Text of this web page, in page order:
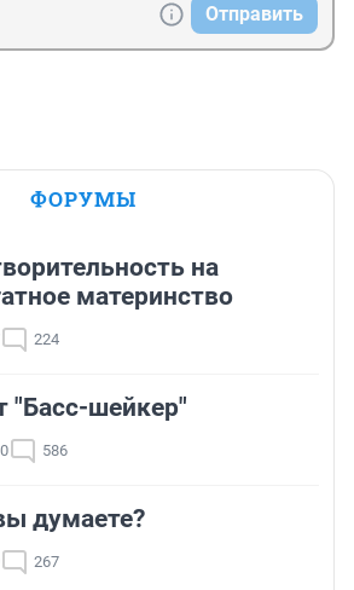
Отправить
ФОРУМЫ
на
материнство
224
"Басс-шейкер"
586
думаете?
267